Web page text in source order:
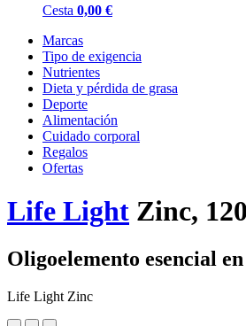
Cesta 0,00 €
Marcas
Tipo de exigencia
Nutrientes
Dieta y pérdida de grasa
Deporte
Alimentación
Cuidado corporal
Regalos
Ofertas
Life Light Zinc,
Oligoelemento esencial
Life Light Zinc